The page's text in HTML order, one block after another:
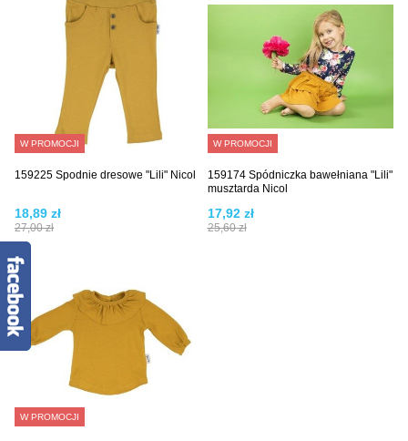
W PROMOCJI
159225 Spodnie dresowe "Lili" Nicol
27,00 zł
18,89 zł
W PROMOCJI
159174 Spódniczka bawełniana "Lili"
musztarda Nicol
25,60 zł
17,92 zł
W PROMOCJI